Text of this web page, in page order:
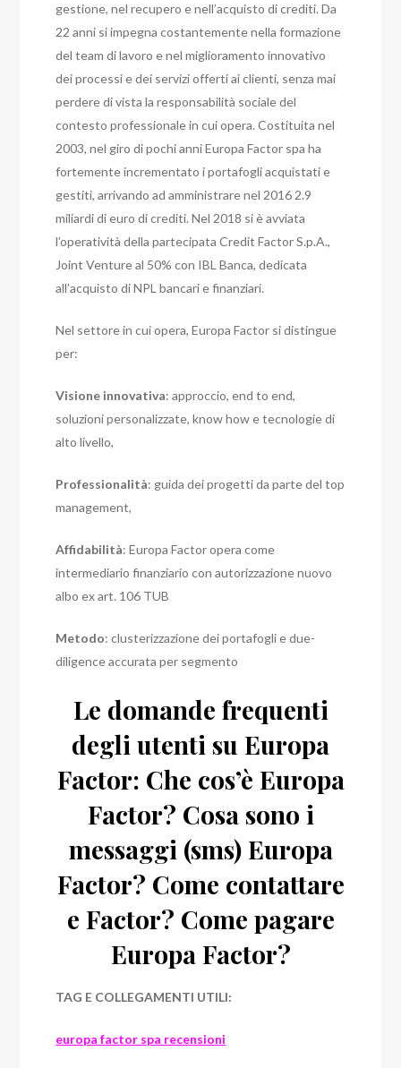
gestione, nel recupero e nell’acquisto di crediti. Da
22 anni si impegna costantemente nella formazione
del team di lavoro e nel miglioramento innovativo
dei processi e dei servizi offerti ai clienti, senza mai
perdere di vista la responsabilità sociale del
contesto professionale in cui opera. Costituita nel
2003, nel giro di pochi anni Europa Factor spa ha
fortemente incrementato i portafogli acquistati e
gestiti, arrivando ad amministrare nel 2016 2.9
miliardi di euro di crediti. Nel 2018 si è avviata
l’operatività della partecipata Credit Factor S.p.A.,
Joint Venture al 50% con IBL Banca, dedicata
all’acquisto di NPL bancari e finanziari.
Nel settore in cui opera, Europa Factor si distingue
per:
Visione innovativa: approccio, end to end,
soluzioni personalizzate, know how e tecnologie di
alto livello,
Professionalità: guida dei progetti da parte del top
management,
Affidabilità: Europa Factor opera come
intermediario finanziario con autorizzazione nuovo
albo ex art. 106 TUB
Metodo: clusterizzazione dei portafogli e due-
diligence accurata per segmento
Le domande frequenti
degli utenti su Europa
Factor: Che cos’è Europa
Factor? Cosa sono i
messaggi (sms) Europa
Factor? Come contattare
e Factor? Come pagare
Europa Factor?
TAG E COLLEGAMENTI UTILI:
europa factor spa recensioni